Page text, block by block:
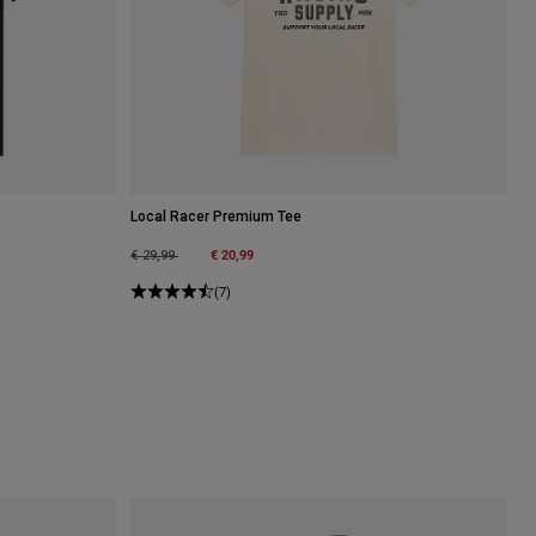
Local Racer Premium Tee
Price reduced from
€ 29,99to € 20,99
(7)